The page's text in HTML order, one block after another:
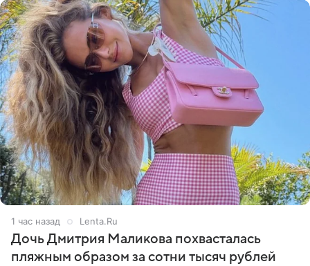
1 час назад Lenta.Ru
Дочь Дмитрия Маликова похвасталась
пляжным образом за сотни тысяч рублей